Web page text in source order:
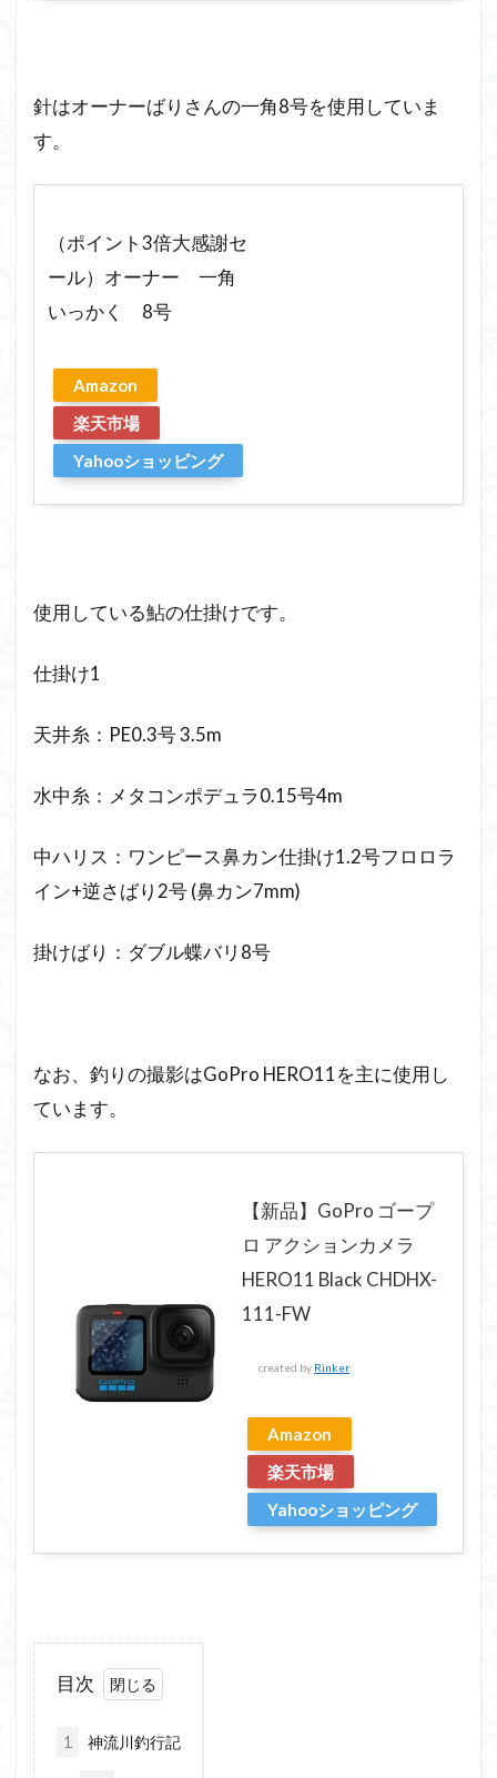
針はオーナーばりさんの一角8号を使用していま
す。
（ポイント3倍大感謝セ
ール）オーナー 一角
いっかく 8号
Amazon
楽天市場
Yahooショッピング
使用している鮎の仕掛けです。
仕掛け1
天井糸：PE0.3号 3.5m
水中糸：メタコンポデュラ0.15号4m
中ハリス：ワンピース鼻カン仕掛け1.2号フロロラ
イン+逆さばり2号 (鼻カン7mm)
掛けばり：ダブル蝶バリ8号
なお、釣りの撮影はGoPro HERO11を主に使用し
ています。
【新品】GoPro ゴープ
ロ アクションカメラ
HERO11 Black CHDHX-
111-FW
created by Rinker
Amazon
楽天市場
Yahooショッピング
目次
1 神流川釣行記